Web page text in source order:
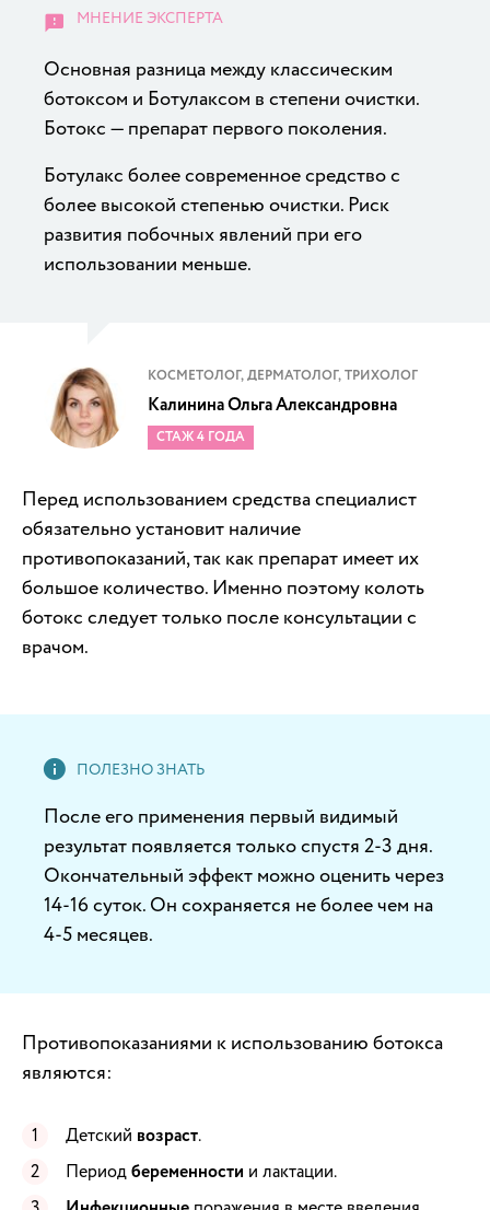
Основная разница между классическим
ботоксом и Ботулаксом в степени очистки.
Ботокс — препарат первого поколения.
Ботулакс более современное средство с
более высокой степенью очистки. Риск
развития побочных явлений при его
использовании меньше.
КОСМЕТОЛОГ, ДЕРМАТОЛОГ, ТРИХОЛОГ
Калинина Ольга Александровна
СТАЖ 4 ГОДА
Перед использованием средства специалист
обязательно установит наличие
противопоказаний, так как препарат имеет их
большое количество. Именно поэтому колоть
ботокс следует только после консультации с
врачом.
После его применения первый видимый
результат появляется только спустя 2-3 дня.
Окончательный эффект можно оценить через
14-16 суток. Он сохраняется не более чем на
4-5 месяцев.
Противопоказаниями к использованию ботокса
являются:
Детский возраст.
Периодбеременности и лактации.